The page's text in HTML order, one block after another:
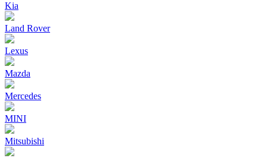
Kia
Land Rover
Lexus
Mazda
Mercedes
MINI
Mitsubishi